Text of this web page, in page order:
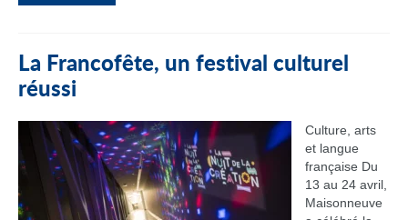
La Francofête, un festival culturel
réussi
Culture, arts
et langue
française Du
13 au 24 avril,
Maisonneuve